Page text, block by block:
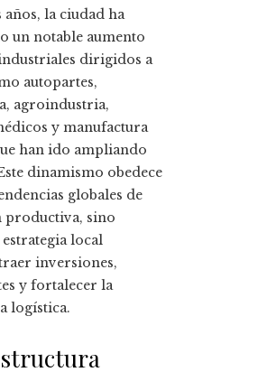
la ciudad ha
un notable aumento
dirigidos a
autopartes,
agroindustria,
y manufactura
han ido ampliando
dinamismo obedece
globales de
productiva, sino
local
inversiones,
y fortalecer la
logística.